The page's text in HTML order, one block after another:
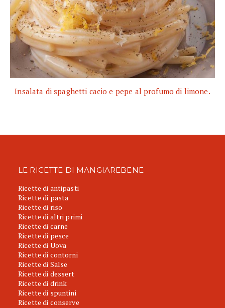
Insalata di spaghetti cacio e pepe al profumo di limone.
LE RICETTE DI MANGIAREBENE
Ricette di antipasti
Ricette di pasta
Ricette di riso
Ricette di altri primi
Ricette di carne
Ricette di pesce
Ricette di Uova
Ricette di contorni
Ricette di Salse
Ricette di dessert
Ricette di drink
Ricette di spuntini
Ricette di conserve